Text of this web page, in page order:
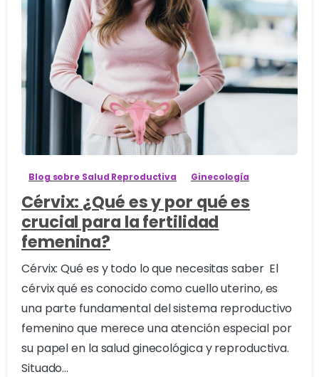
Blog sobre Salud Reproductiva Ginecología
Cérvix: ¿Qué es y por qué es
crucial para la fertilidad
femenina?
Cérvix: Qué es y todo lo que necesitas saber El
cérvix qué es conocido como cuello uterino, es
una parte fundamental del sistema reproductivo
femenino que merece una atención especial por
su papel en la salud ginecológica y reproductiva.
Situado...